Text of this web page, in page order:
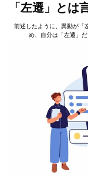
「左遷」とは
前述したように、異動が「
め、自分は「左遷」